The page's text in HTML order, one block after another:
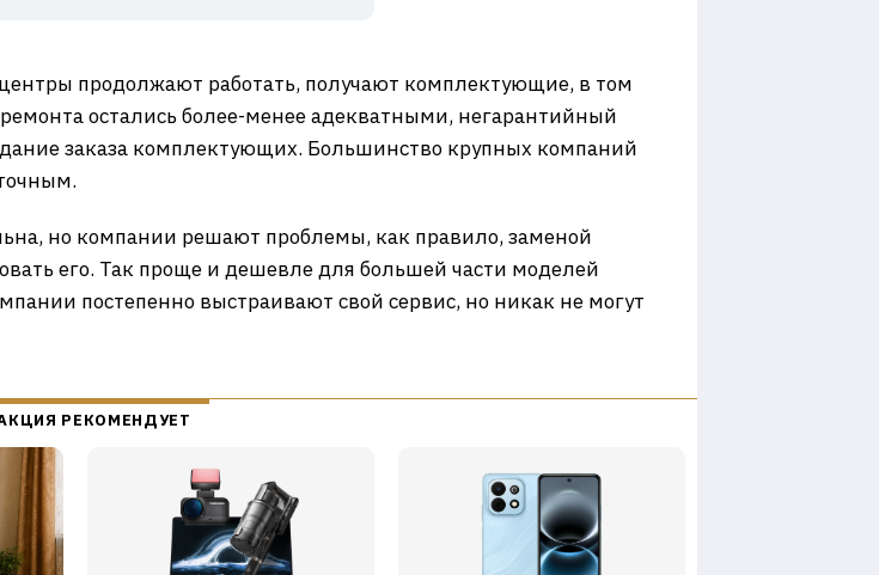
продолжают работать, получают комплектующие, в том
остались более-менее адекватными, негарантийный
заказа комплектующих. Большинство крупных компаний
но компании решают проблемы, как правило, заменой
его. Так проще и дешевле для большей части моделей
постепенно выстраивают свой сервис, но никак не могут